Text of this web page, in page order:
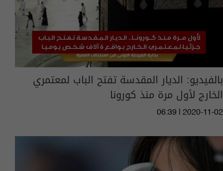
بالفيديو: الديار المقدسة تفتح الباب لمعتمري
الخارج لأول مرة منذ كورونا
06:39 | 2020-11-02